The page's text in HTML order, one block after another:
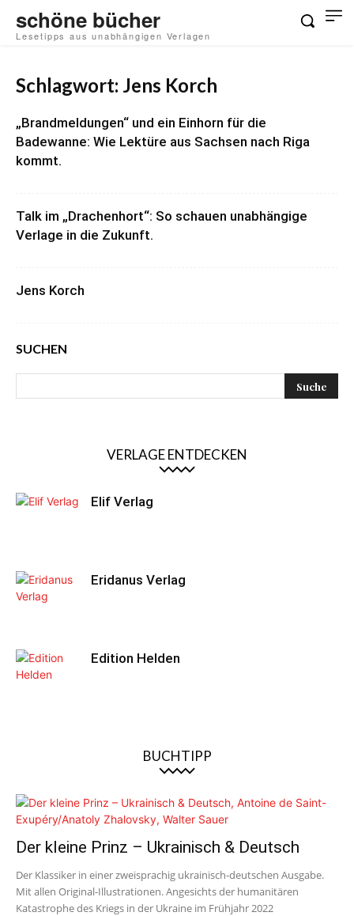
schöne bücher
Lesetipps aus unabhängigen Verlagen
Schlagwort: Jens Korch
„Brandmeldungen“ und ein Einhorn für die
Badewanne: Wie Lektüre aus Sachsen nach Riga
kommt.
Talk im „Drachenhort“: So schauen unabhängige
Verlage in die Zukunft.
Jens Korch
SUCHEN
VERLAGE ENTDECKEN
Elif Verlag
Eridanus Verlag
Edition Helden
BUCHTIPP
Der kleine Prinz – Ukrainisch & Deutsch
Der Klassiker in einer zweisprachig ukrainisch-deutschen Ausgabe.
Mit allen Original-Illustrationen. Angesichts der humanitären
Katastrophe des Kriegs in der Ukraine im Frühjahr 2022